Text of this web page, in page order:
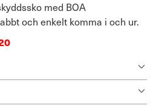
med BOA
och enkelt komma i och ur.